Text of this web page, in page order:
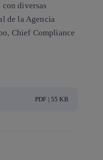
diversas
de la Agencia
Chief Compliance
PDF | 55 KB